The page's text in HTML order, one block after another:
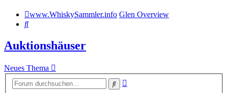
www.WhiskySammler.info Glen Overview
Suche
Auktionshäuser
Neues Thema
Suche